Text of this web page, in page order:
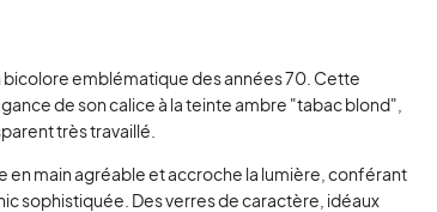
bicolore emblématique des années 70. Cette
de son calice à la teinte ambre "tabac blond",
très travaillé.
en main agréable et accroche la lumière, conférant
sophistiquée. Des verres de caractère, idéaux